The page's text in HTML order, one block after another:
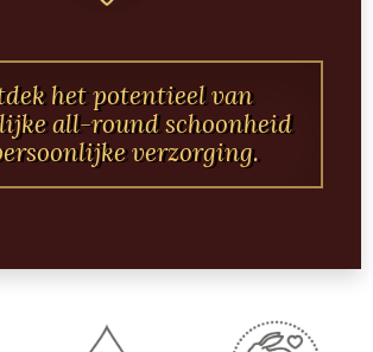
het potentieel van
all-round schoonheid
verzorging.